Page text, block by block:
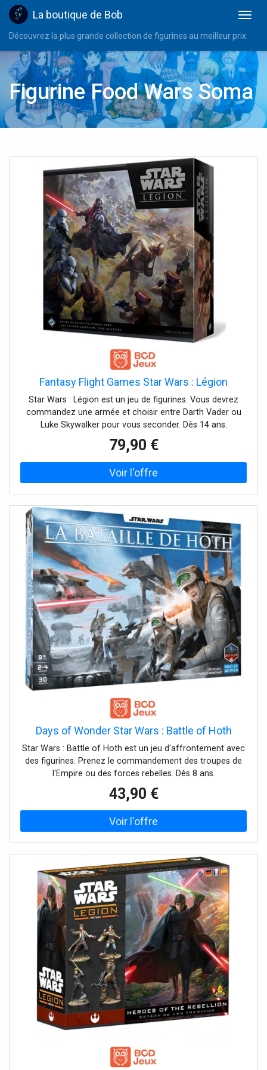
La boutique de Bob
Découvrez la plus grande collection de figurines au meilleur prix
Figurine Food Wars Soma
Fantasy Flight Games Star Wars : Légion
Star Wars : Légion est un jeu de figurines. Vous devrez
commandez une armée et choisir entre Darth Vader ou
Luke Skywalker pour vous seconder. Dès 14 ans.
79,90 €
Days of Wonder Star Wars : Battle of Hoth
Star Wars : Battle of Hoth est un jeu d'affrontement avec
des figurines. Prenez le commandement des troupes de
l'Empire ou des forces rebelles. Dès 8 ans.
43,90 €